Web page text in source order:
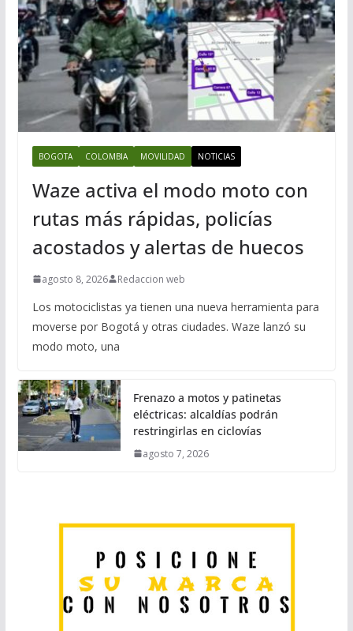
BOGOTA COLOMBIA MOVILIDAD NOTICIAS
Waze activa el modo moto con
rutas más rápidas, policías
acostados y alertas de huecos
agosto 8, 2026 Redaccion web
Los motociclistas ya tienen una nueva herramienta para
moverse por Bogotá y otras ciudades. Waze lanzó su
modo moto, una
Frenazo a motos y patinetas
eléctricas: alcaldías podrán
restringirlas en ciclovías
agosto 7, 2026